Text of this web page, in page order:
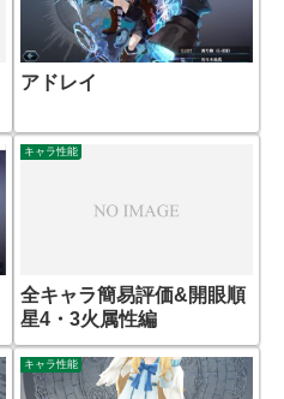
アドレイ
キャラ性能
全キャラ簡易評価&開眼順
星4・3火属性編
キャラ性能